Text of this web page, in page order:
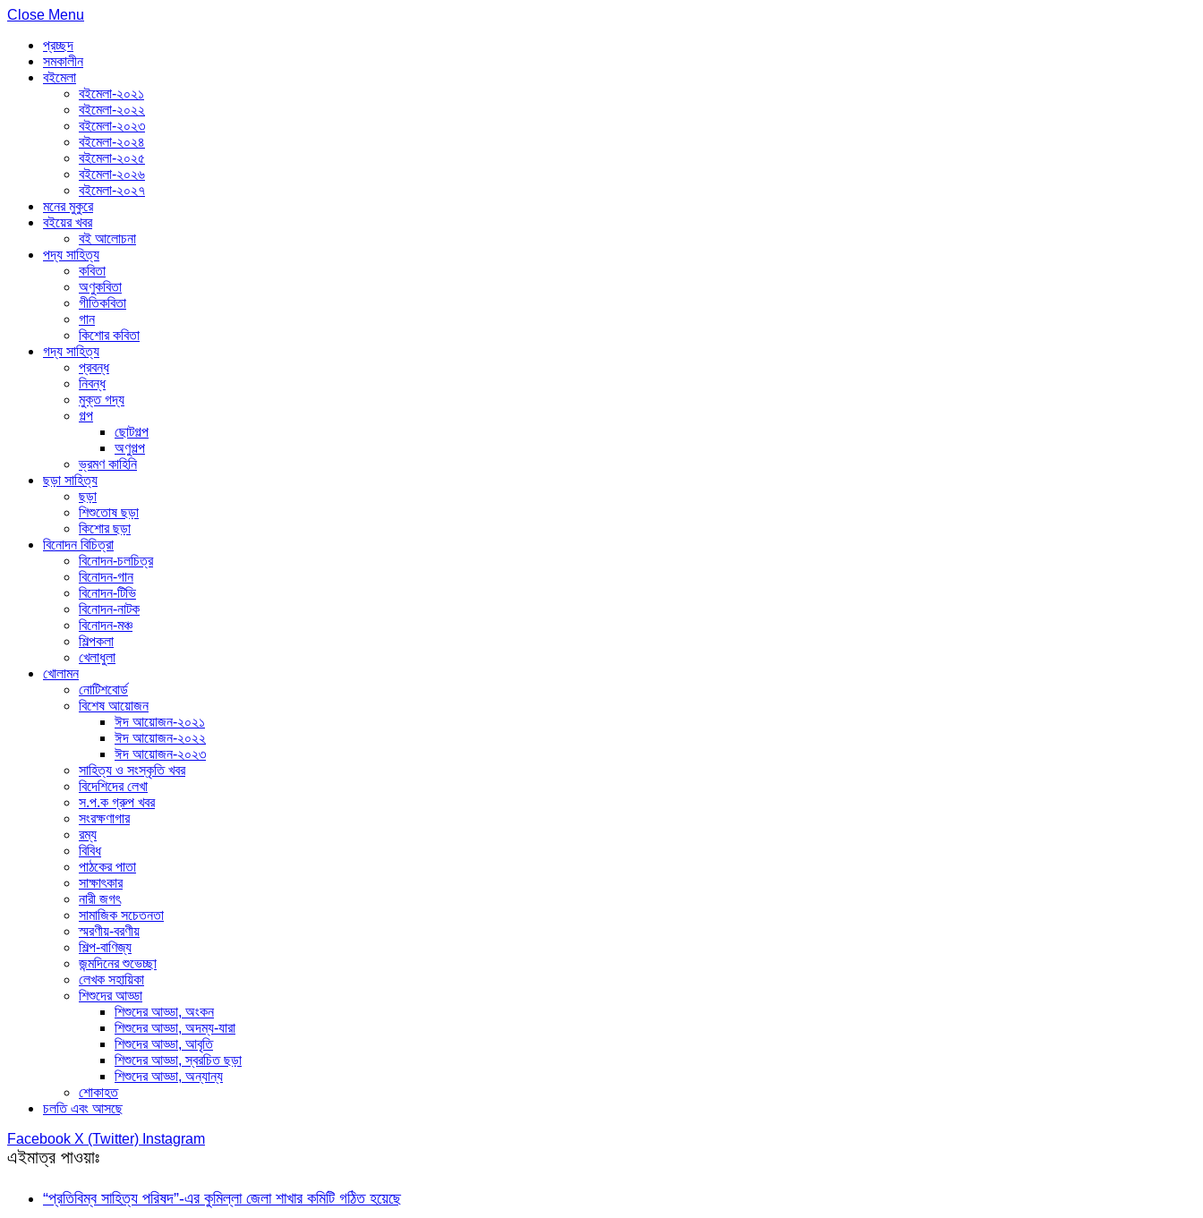
Close Menu
প্রচ্ছদ
সমকালীন
বইমেলা
বইমেলা-২০২১
বইমেলা-২০২২
বইমেলা-২০২৩
বইমেলা-২০২৪
বইমেলা-২০২৫
বইমেলা-২০২৬
বইমেলা-২০২৭
মনের মুকুরে
বইয়ের খবর
বই আলোচনা
পদ্য সাহিত্য
কবিতা
অণুকবিতা
গীতিকবিতা
গান
কিশোর কবিতা
গদ্য সাহিত্য
প্রবন্ধ
নিবন্ধ
মুক্ত গদ্য
গল্প
ছোটগল্প
অণুগল্প
ভ্রমণ কাহিনি
ছড়া সাহিত্য
ছড়া
শিশুতোষ ছড়া
কিশোর ছড়া
বিনোদন বিচিত্রা
বিনোদন-চলচিত্র
বিনোদন-গান
বিনোদন-টিভি
বিনোদন-নাটক
বিনোদন-মঞ্চ
শিল্পকলা
খেলাধুলা
খোলামন
নোটিশবোর্ড
বিশেষ আয়োজন
ঈদ আয়োজন-২০২১
ঈদ আয়োজন-২০২২
ঈদ আয়োজন-২০২৩
সাহিত্য ও সংস্কৃতি খবর
বিদেশিদের লেখা
স.প.ক গ্রুপ খবর
সংরক্ষণাগার
রম্য
বিবিধ
পাঠকের পাতা
সাক্ষাৎকার
নারী জগৎ
সামাজিক সচেতনতা
স্মরণীয়-বরণীয়
শিল্প-বাণিজ্য
জন্মদিনের শুভেচ্ছা
লেখক সহায়িকা
শিশুদের আড্ডা
শিশুদের আড্ডা, অংকন
শিশুদের আড্ডা, অদম্য-যারা
শিশুদের আড্ডা, আবৃতি
শিশুদের আড্ডা, স্বরচিত ছড়া
শিশুদের আড্ডা, অন্যান্য
শোকাহত
চলতি এবং আসছে
Facebook X (Twitter) Instagram
এইমাত্র পাওয়াঃ
“প্রতিবিম্ব সাহিত্য পরিষদ”-এর কুমিল্লা জেলা শাখার কমিটি গঠিত হয়েছে